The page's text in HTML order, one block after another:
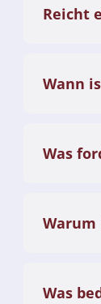
Reicht
Wann
Was
Warum
Was